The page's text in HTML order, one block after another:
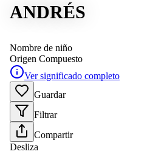
ANDRÉS
Nombre de niño
Origen Compuesto
Ver significado completo
Guardar
Filtrar
Compartir
Desliza